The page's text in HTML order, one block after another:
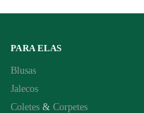
PARA ELAS
Blusas
Jalecos
Coletes & Corpetes